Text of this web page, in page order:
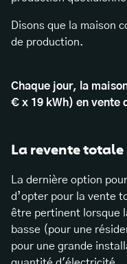
Disons que la maison
de production.
Chaque jour, la
€ x 19 kWh) en vente
La revente totale
La dernière option
d’opter pour la vente
être pertinent lorsque
basse (pour une
pour une grande